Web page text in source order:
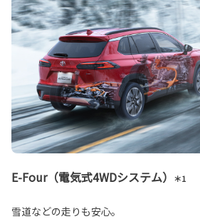
E-Four（電気式4WDシステム） ＊1
雪道などの走りも安心。